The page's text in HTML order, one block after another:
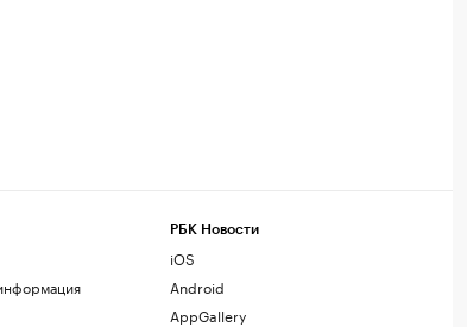
РБК Новости
iOS
Android
AppGallery